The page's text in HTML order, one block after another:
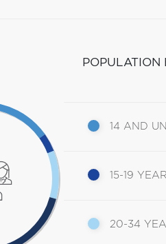
POPULATION
14 AND
15-19
20-34